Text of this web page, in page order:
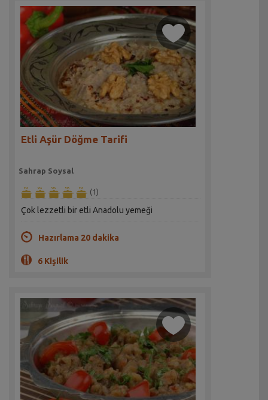
Etli Aşür Döğme Tarifi
Sahrap Soysal
(1)
Çok lezzetli bir etli Anadolu yemeği
Hazırlama 20 dakika
6 Kişilik